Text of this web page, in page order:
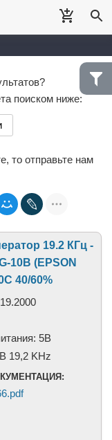
поиском ниже:
то отправьте нам
19.2 КГц -
10B (EPSON
40/60%
19.2000
5В
19,2 KHz